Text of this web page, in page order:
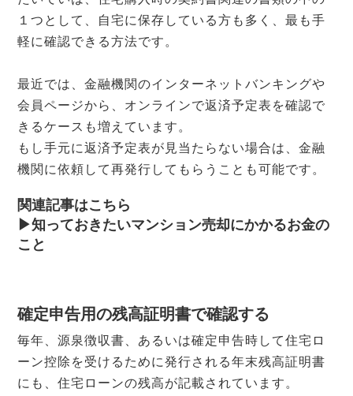
１つとして、自宅に保存している方も多く、最も手
軽に確認できる方法です。
最近では、金融機関のインターネットバンキングや
会員ページから、オンラインで返済予定表を確認で
きるケースも増えています。
もし手元に返済予定表が見当たらない場合は、金融
機関に依頼して再発行してもらうことも可能です。
関連記事はこちら
▶︎知っておきたいマンション売却にかかるお金の
こと
確定申告用の残高証明書で確認する
毎年、源泉徴収書、あるいは確定申告時して住宅ロ
ーン控除を受けるために発行される年末残高証明書
にも、住宅ローンの残高が記載されています。